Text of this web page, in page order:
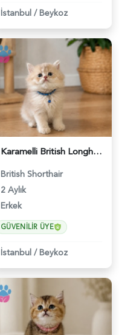
İstanbul /Beykoz
Karamelli British Longhair Erkek 2 Aylık - 4919
British Shorthair
2 Aylık
Erkek
GÜVENILIR ÜYE
İstanbul /Beykoz